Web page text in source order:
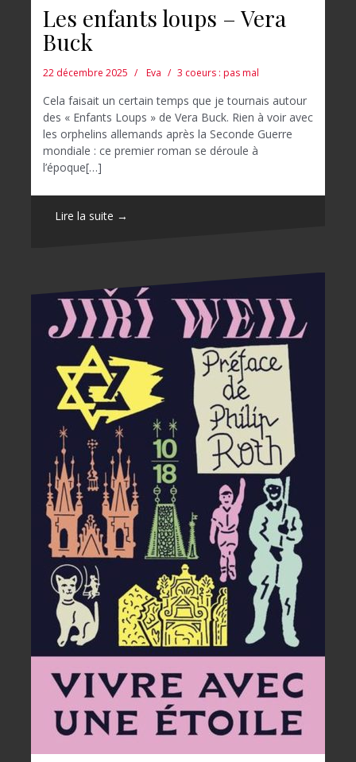
Les enfants loups – Vera
Buck
22 décembre 2025 Eva 3 coeurs : pas mal
Cela faisait un certain temps que je tournais autour
des « Enfants Loups » de Vera Buck. Rien à voir avec
les orphelins allemands après la Seconde Guerre
mondiale : ce premier roman se déroule à
l’époque[…]
Lire la suite →